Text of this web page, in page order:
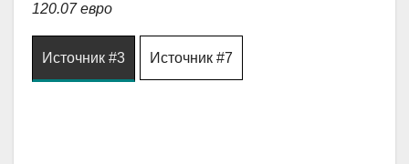
120.07 евро
Источник #3 Источник #7